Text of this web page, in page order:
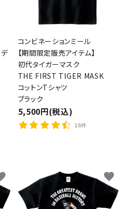
コンビネーションミール
【期間限定販売アイテム】
初代タイガーマスク
THE FIRST TIGER MASK
コットンTシャツ
ブラック
5,500円(税込)
16件
favorite